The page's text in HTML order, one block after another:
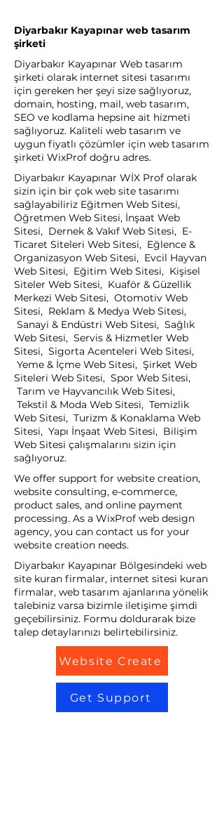
Diyarbakır Kayapınar web tasarım
şirketi
Diyarbakır Kayapınar Web tasarım
şirketi olarak internet sitesi tasarımı
için gereken her şeyi size sağlıyoruz,
domain, hosting, mail, web tasarım,
SEO ve kodlama hepsine ait hizmeti
sağlıyoruz. Kaliteli web tasarım ve
uygun fiyatlı çözümler için web tasarım
şirketi WixProf doğru adres.
Diyarbakır Kayapınar WİX Prof olarak
sizin için bir çok web site tasarımı
sağlayabiliriz Eğitmen Web Sitesi,
Öğretmen Web Sitesi, İnşaat Web
Sitesi, Dernek & Vakıf Web Sitesi, E-
Ticaret Siteleri Web Sitesi, Eğlence &
Organizasyon Web Sitesi, Evcil Hayvan
Web Sitesi, Eğitim Web Sitesi, Kişisel
Siteler Web Sitesi, Kuaför & Güzellik
Merkezi Web Sitesi, Otomotiv Web
Sitesi, Reklam & Medya Web Sitesi,
Sanayi & Endüstri Web Sitesi, Sağlık
Web Sitesi, Servis & Hizmetler Web
Sitesi, Sigorta Acenteleri Web Sitesi,
Yeme & İçme Web Sitesi, Şirket Web
Siteleri Web Sitesi, Spor Web Sitesi,
Tarım ve Hayvancılık Web Sitesi,
Tekstil & Moda Web Sitesi, Temizlik
Web Sitesi, Turizm & Konaklama Web
Sitesi, Yapı İnşaat Web Sitesi, Bilişim
Web Sitesi çalışmalarını sizin için
sağlıyoruz.
We offer support for website creation,
website consulting, e-commerce,
product sales, and online payment
processing. As a WixProf web design
agency, you can contact us for your
website creation needs.
Diyarbakır Kayapınar Bölgesindeki web
site kuran firmalar, internet sitesi kuran
firmalar, web tasarım ajanlarına yönelik
talebiniz varsa bizimle iletişime şimdi
geçebilirsiniz. Formu doldurarak bize
talep detaylarınızı belirtebilirsiniz.
Website Create
Get Support